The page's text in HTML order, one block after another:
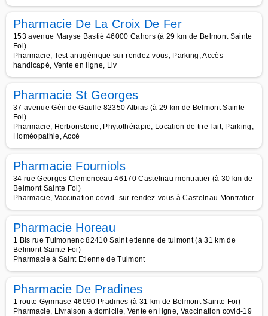
Pharmacie De La Croix De Fer
153 avenue Maryse Bastié 46000 Cahors (à 29 km de Belmont Sainte
Foi)
Pharmacie, Test antigénique sur rendez-vous, Parking, Accès
handicapé, Vente en ligne, Liv
Pharmacie St Georges
37 avenue Gén de Gaulle 82350 Albias (à 29 km de Belmont Sainte
Foi)
Pharmacie, Herboristerie, Phytothérapie, Location de tire-lait, Parking,
Homéopathie, Accè
Pharmacie Fourniols
34 rue Georges Clemenceau 46170 Castelnau montratier (à 30 km de
Belmont Sainte Foi)
Pharmacie, Vaccination covid- sur rendez-vous à Castelnau Montratier
Pharmacie Horeau
1 Bis rue Tulmonenc 82410 Saint etienne de tulmont (à 31 km de
Belmont Sainte Foi)
Pharmacie à Saint Etienne de Tulmont
Pharmacie De Pradines
1 route Gymnase 46090 Pradines (à 31 km de Belmont Sainte Foi)
Pharmacie, Livraison à domicile, Vente en ligne, Vaccination covid-19